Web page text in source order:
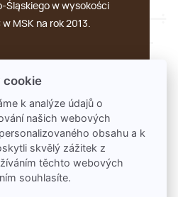
Śląskiego w wysokości
MSK na rok 2013.
cookie
k analýze údajů o
našich webových
obsahu a k
skvělý zážitek z
těchto webových
souhlasíte.